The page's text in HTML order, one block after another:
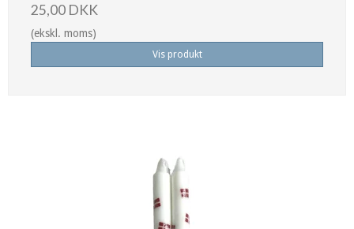
25,00 DKK
(ekskl. moms)
Vis produkt